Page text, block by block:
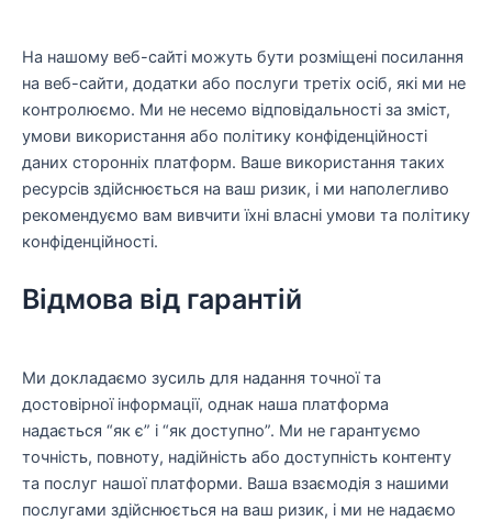
На нашому веб-сайті можуть бути розміщені посилання
на веб-сайти, додатки або послуги третіх осіб, які ми не
контролюємо. Ми не несемо відповідальності за зміст,
умови використання або політику конфіденційності
даних сторонніх платформ. Ваше використання таких
ресурсів здійснюється на ваш ризик, і ми наполегливо
рекомендуємо вам вивчити їхні власні умови та політику
конфіденційності.
Відмова від гарантій
Ми докладаємо зусиль для надання точної та
достовірної інформації, однак наша платформа
надається “як є” і “як доступно”. Ми не гарантуємо
точність, повноту, надійність або доступність контенту
та послуг нашої платформи. Ваша взаємодія з нашими
послугами здійснюється на ваш ризик, і ми не надаємо